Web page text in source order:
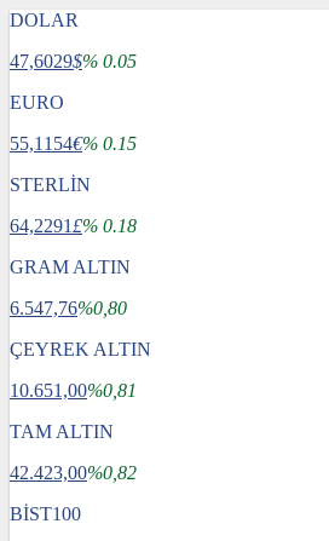
DOLAR
47,6029$% 0.05
EURO
55,1154€% 0.15
STERLİN
64,2291£% 0.18
GRAM ALTIN
6.547,76%0,80
ÇEYREK ALTIN
10.651,00%0,81
TAM ALTIN
42.423,00%0,82
BİST100